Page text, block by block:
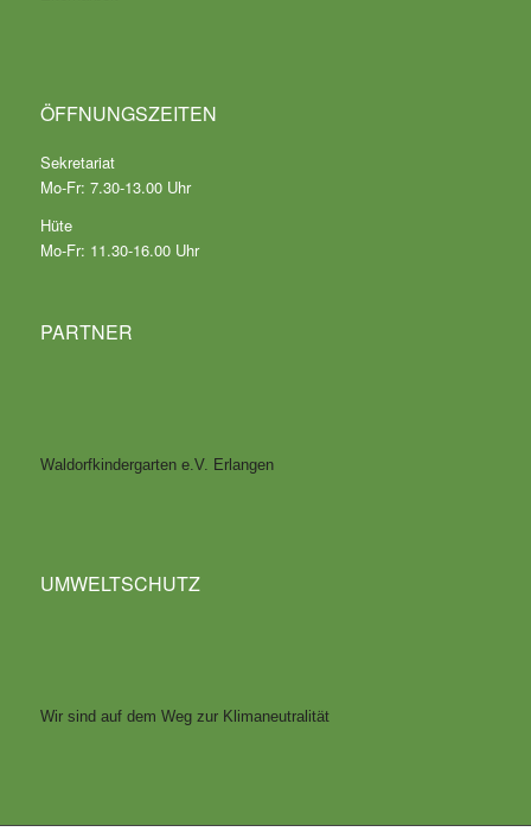
ÖFFNUNGSZEITEN
Sekretariat
Mo-Fr: 7.30-13.00 Uhr
Hüte
Mo-Fr: 11.30-16.00 Uhr
PARTNER
Waldorfkindergarten e.V. Erlangen
UMWELTSCHUTZ
Wir sind auf dem Weg zur Klimaneutralität